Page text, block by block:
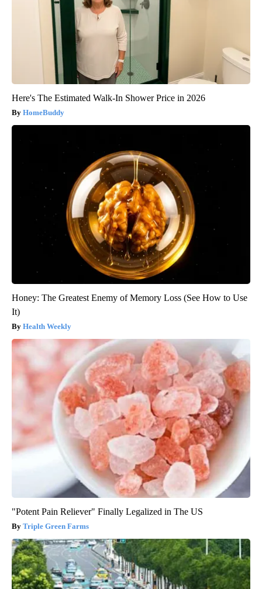
Here's The Estimated Walk-In Shower Price in 2026
HomeBuddy
Honey: The Greatest Enemy of Memory Loss (See How to Use
It)
Health Weekly
"Potent Pain Reliever" Finally Legalized in The US
Triple Green Farms